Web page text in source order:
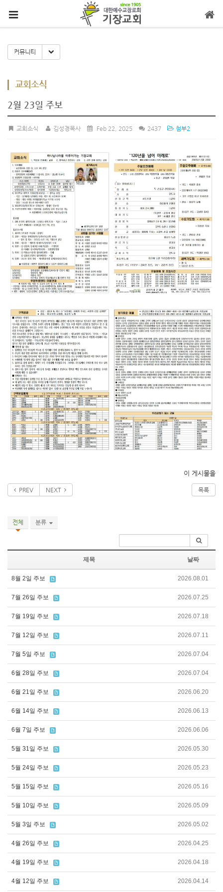
커뮤니티 Toggle Dropdown
교회소식
2월 23일 주보
교회소식 김성경목사 Feb 22, 2025 2437 첨부2
이 게시물을
PREV NEXT 목록
전체 분류
제목 날짜
8월 2일 주보 2026.08.01
7월 26일 주보 2026.07.25
7월 19일 주보 2026.07.18
7월 12일 주보 2026.07.11
7월 5일 주보 2026.07.04
6월 28일 주보 2026.07.04
6월 21일 주보 2026.06.20
6월 14일 주보 2026.06.13
6월 7일 주보 2026.06.06
5월 31일 주보 2026.05.30
5월 24일 주보 2026.05.23
5월 15일 주보 2026.05.16
5월 10일 주보 2026.05.09
5월 3일 주보 2026.05.02
4월 26일 주보 2026.04.25
4월 19일 주보 2026.04.18
4월 12일 주보 2026.04.14